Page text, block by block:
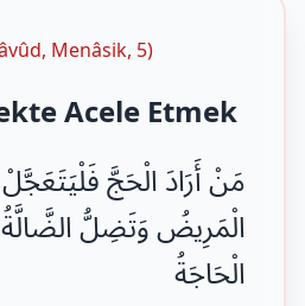
Menâsik, 5)
Acele Etmek
مَنْ أَرَادَ الْحَجَّ
الْمَرِيضُ وَتَضِلُّ
الْحَاجَةُ